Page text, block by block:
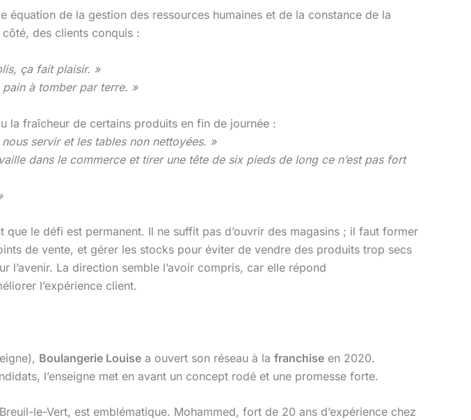
équation de la gestion des ressources humaines et de la constance de la
des clients conquis :
ça fait plaisir. »
à tomber par terre. »
la fraîcheur de certains produits en fin de journée :
servir et les tables non nettoyées. »
dans le commerce et tirer une tête de six pieds de long ce n’est pas fort
le défi est permanent. Il ne suffit pas d’ouvrir des magasins ; il faut former
de vente, et gérer les stocks pour éviter de vendre des produits trop secs
l’avenir. La direction semble l’avoir compris, car elle répond
l’expérience client.
Boulangerie Louise a ouvert son réseau à la franchise en 2020.
l’enseigne met en avant un concept rodé et une promesse forte.
le-Vert, est emblématique. Mohammed, fort de 20 ans d’expérience chez